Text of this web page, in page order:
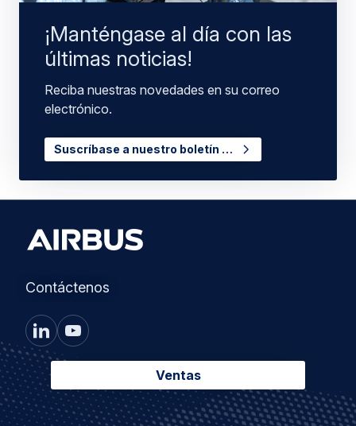
¡Manténgase al día con las
últimas noticias!
Reciba nuestras novedades en su correo
electrónico.
Suscríbase a nuestro boletín …
Contáctenos
Ventas